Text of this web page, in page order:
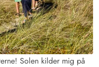
Solen kilder mig på